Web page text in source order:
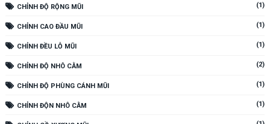
CHỈNH ĐỘ RỘNG MŨI (1)
CHỈNH CAO ĐẦU MŨI (1)
CHỈNH ĐỀU LỖ MŨI (1)
CHỈNH ĐỘ NHÔ CẰM (2)
CHỈNH ĐỘ PHÙNG CÁNH MŨI (1)
CHỈNH ĐỘN NHÔ CẰM (1)